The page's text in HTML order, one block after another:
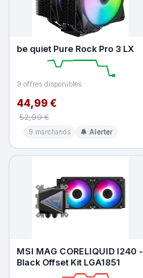
be quiet Pure Rock Pro 3 LX
9 offres disponibles
44,99 €
52,99 €
9 marchands 🔔 Alerter
MSI MAG CORELIQUID I240 -
Black Offset Kit LGA1851